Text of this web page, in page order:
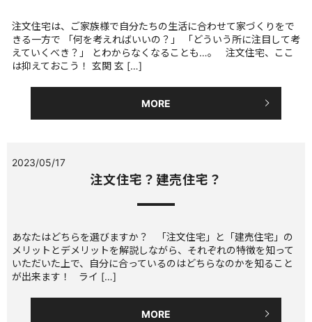
注文住宅は、ご家族様で自分たちの生活に合わせて家づくりをで
きる一方で 「何を考えればいいの？」 「どういう所に注目して考
えていくべき？」 とわからなくなることも…。 注文住宅、ここ
は抑えておこう！ 玄関 玄 […]
MORE
2023/05/17
注文住宅？建売住宅？
あなたはどちらを選びますか？ 「注文住宅」と「建売住宅」の
メリットとデメリットを解説しながら、それぞれの特徴を知って
いただいた上で、自分に合っているのはどちらなのかを知ること
が出来ます！ ライ […]
MORE